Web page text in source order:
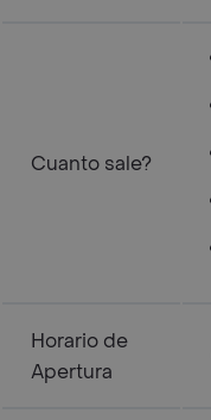
Cuanto sale?
Horario de
Apertura